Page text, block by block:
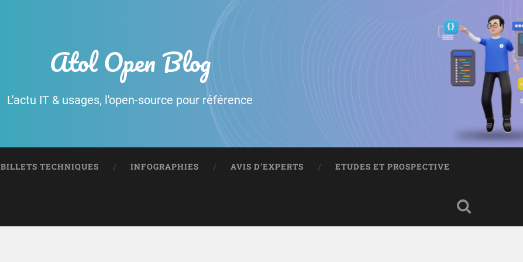
Atol Open Blog
L'actu IT & usages, l'open-source pour référence
BILLETS TECHNIQUES INFOGRAPHIES AVIS D’EXPERTS ETUDES ET PROSPECTIVE